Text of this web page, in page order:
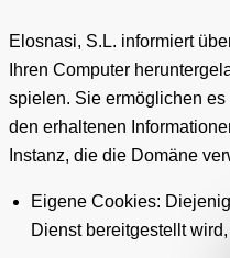
Elosnasi, S.L. informiert
Ihren Computer
spielen. Sie ermöglichen
den erhaltenen
Instanz, die die Domäne
Eigene Cookies:
Dienst bereitgestellt